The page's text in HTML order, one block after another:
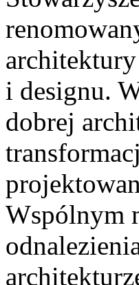
architektury
i designu.
dobrej
Wspólnym